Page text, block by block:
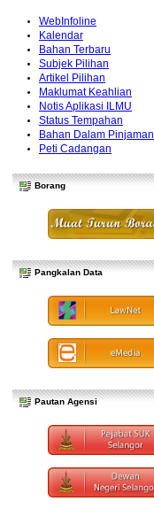
WebInfoline
Kalendar
Bahan Terbaru
Subjek Pilihan
Artikel Pilihan
Maklumat Keahlian
Notis Aplikasi ILMU
Status Tempahan
Bahan Dalam Pinjaman
Peti Cadangan
Borang
Pangkalan Data
Pautan Agensi